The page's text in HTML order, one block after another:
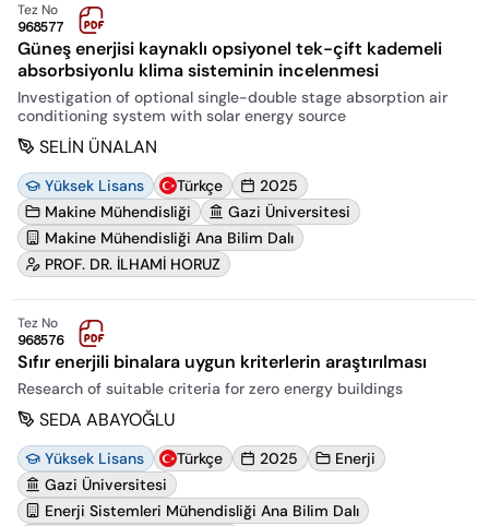
Tez No
968577
Güneş enerjisi kaynaklı opsiyonel tek-çift kademeli
absorbsiyonlu klima sisteminin incelenmesi
Investigation of optional single-double stage absorption air
conditioning system with solar energy source
SELİN ÜNALAN
Yüksek Lisans Türkçe
2025
Makine Mühendisliği
Gazi Üniversitesi
Makine Mühendisliği Ana Bilim Dalı
PROF. DR. İLHAMİ HORUZ
Tez No
968576
Sıfır enerjili binalara uygun kriterlerin araştırılması
Research of suitable criteria for zero energy buildings
SEDA ABAYOĞLU
Yüksek Lisans Türkçe 2025
Enerji
Gazi Üniversitesi
Enerji Sistemleri Mühendisliği Ana Bilim Dalı